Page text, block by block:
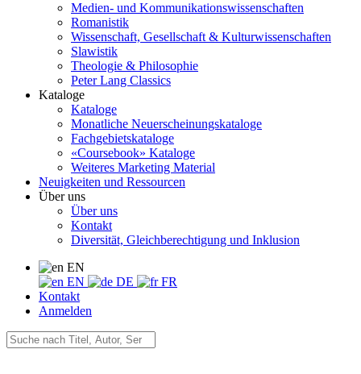
Medien- und Kommunikationswissenschaften
Romanistik
Wissenschaft, Gesellschaft & Kulturwissenschaften
Slawistik
Theologie & Philosophie
Peter Lang Classics
Kataloge
Kataloge
Monatliche Neuerscheinungskataloge
Fachgebietskataloge
«Coursebook» Kataloge
Weiteres Marketing Material
Neuigkeiten und Ressourcen
Über uns
Über uns
Kontakt
Diversität, Gleichberechtigung und Inklusion
EN
EN
DE
FR
Kontakt
Anmelden